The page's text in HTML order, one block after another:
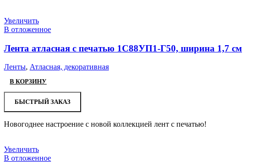
Увеличить
В отложенное
Лента атласная с печатью 1С88УП1-Г50, ширина 1,7 см
Ленты, Атласная, декоративная
В КОРЗИНУ
БЫСТРЫЙ ЗАКАЗ
Новогоднее настроение с новой коллекцией лент с печатью!
Увеличить
В отложенное